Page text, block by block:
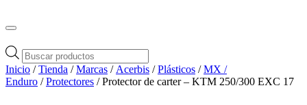
Búsqueda
de
productos
Inicio /Tienda /Marcas / Acerbis /Plásticos /MX /
Enduro /Protectores / Protector de carter – KTM 250/300 EXC 17